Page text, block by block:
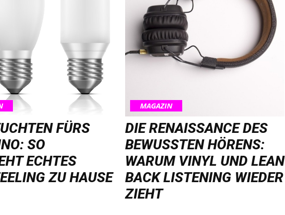
FÜRS
SO
ECHTES
ZU HAUSE
MAGAZIN
DIE RENAISSANCE DES
BEWUSSTEN HÖRENS:
WARUM VINYL UND LEAN
BACK LISTENING WIEDER
ZIEHT